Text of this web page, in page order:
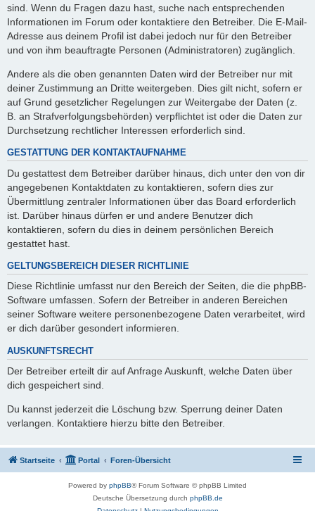
sind. Wenn du Fragen dazu hast, suche nach entsprechenden
Informationen im Forum oder kontaktiere den Betreiber. Die E-Mail-
Adresse aus deinem Profil ist dabei jedoch nur für den Betreiber
und von ihm beauftragte Personen (Administratoren) zugänglich.
Andere als die oben genannten Daten wird der Betreiber nur mit
deiner Zustimmung an Dritte weitergeben. Dies gilt nicht, sofern er
auf Grund gesetzlicher Regelungen zur Weitergabe der Daten (z.
B. an Strafverfolgungsbehörden) verpflichtet ist oder die Daten zur
Durchsetzung rechtlicher Interessen erforderlich sind.
GESTATTUNG DER KONTAKTAUFNAHME
Du gestattest dem Betreiber darüber hinaus, dich unter den von dir
angegebenen Kontaktdaten zu kontaktieren, sofern dies zur
Übermittlung zentraler Informationen über das Board erforderlich
ist. Darüber hinaus dürfen er und andere Benutzer dich
kontaktieren, sofern du dies in deinem persönlichen Bereich
gestattet hast.
GELTUNGSBEREICH DIESER RICHTLINIE
Diese Richtlinie umfasst nur den Bereich der Seiten, die die phpBB-
Software umfassen. Sofern der Betreiber in anderen Bereichen
seiner Software weitere personenbezogene Daten verarbeitet, wird
er dich darüber gesondert informieren.
AUSKUNFTSRECHT
Der Betreiber erteilt dir auf Anfrage Auskunft, welche Daten über
dich gespeichert sind.
Du kannst jederzeit die Löschung bzw. Sperrung deiner Daten
verlangen. Kontaktiere hierzu bitte den Betreiber.
Startseite Portal Foren-Übersicht
Powered by phpBB® Forum Software © phpBB Limited
Deutsche Übersetzung durch phpBB.de